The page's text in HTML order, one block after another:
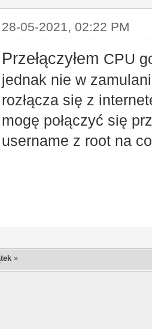
28-05-2021, 02:22 PM
Przełączyłem CPU
jednak nie w
rozłącza się z
mogę połączyć się
username z root na
»